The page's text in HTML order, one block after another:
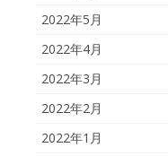
2022年5月
2022年4月
2022年3月
2022年2月
2022年1月